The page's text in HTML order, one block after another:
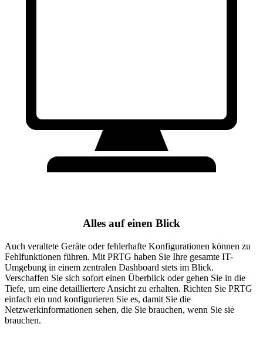
Alles auf einen Blick
Auch veraltete Geräte oder fehlerhafte Konfigurationen können zu
Fehlfunktionen führen. Mit PRTG haben Sie Ihre gesamte IT-
Umgebung in einem zentralen Dashboard stets im Blick.
Verschaffen Sie sich sofort einen Überblick oder gehen Sie in die
Tiefe, um eine detailliertere Ansicht zu erhalten. Richten Sie PRTG
einfach ein und konfigurieren Sie es, damit Sie die
Netzwerkinformationen sehen, die Sie brauchen, wenn Sie sie
brauchen.